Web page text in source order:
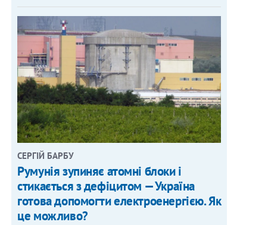
СЕРГІЙ БАРБУ
Румунія зупиняє атомні блоки і
стикається з дефіцитом — Україна
готова допомогти електроенергією. Як
це можливо?